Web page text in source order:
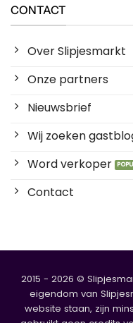
CONTACT
Over Slipjesmarkt
Onze partners
Nieuwsbrief
Wij zoeken
Word verkoper
Contact
2015 - 2026 ©
eigendom van
website staan, zijn